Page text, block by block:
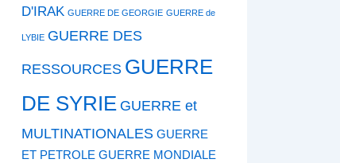
D'IRAK GUERRE DE GEORGIE GUERRE de
LYBIE GUERRE DES
RESSOURCES GUERRE
DE SYRIE GUERRE et
MULTINATIONALES GUERRE
ET PETROLE GUERRE MONDIALE